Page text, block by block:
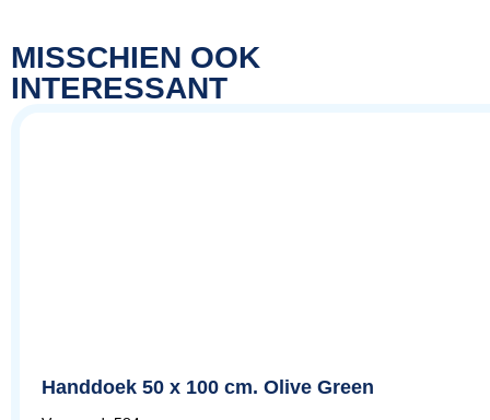
MISSCHIEN OOK
INTERESSANT
Handdoek 50 x 100 cm. Olive Green